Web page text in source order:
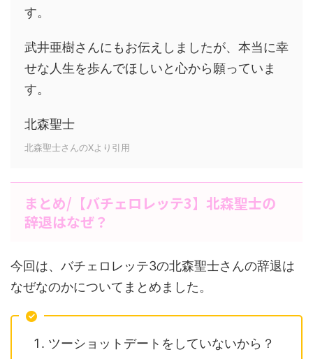
す。
武井亜樹さんにもお伝えしましたが、本当に幸
せな人生を歩んでほしいと心から願っていま
す。
北森聖士
北森聖士さんのXより引用
まとめ/【バチェロレッテ3】北森聖士の
辞退はなぜ？
今回は、バチェロレッテ3の北森聖士さんの辞退は
なぜなのかについてまとめました。
ツーショットデートをしていないから？